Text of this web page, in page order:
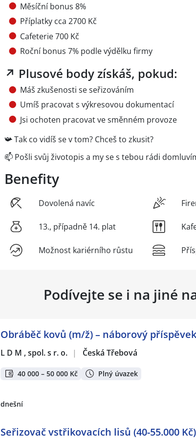
Měsíční bonus 8%
Příplatky cca 2700 Kč
Cafeterie 700 Kč
Roční bonus 7% podle výdělku firmy
↗ Plusové body získáš, pokud:
Máš zkušenosti se seřizováním
Umíš pracovat s výkresovou dokumentací
Jsi ochoten pracovat ve směnném provoze
📯 Tak co vidíš se v tom? Chceš to zkusit?
📫 Pošli svůj životopis a my se s tebou rádi
Benefity
Dovolená navíc
13., případně 14. plat
Možnost kariérního růstu
Podívejte se i na jiné
Obráběč kovů (m/ž) – náborový
L D M , spol. s r. o. | Česká Třebová
40 000 – 50 000 Kč Plný úvazek
dnešní
Seřizovač vstřikovacích lisů (40-55.000 Kč)